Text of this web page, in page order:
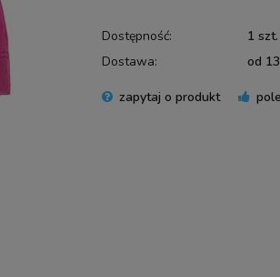
Dostępność:
1 szt.
Dostawa:
od
zapytaj o produkt